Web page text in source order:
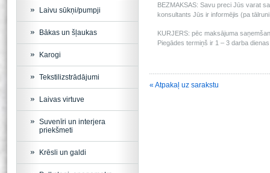
BEZMAKSAS: Savu preci Jūs varat
konsultants Jūs ir informējis (pa
KURJERS: pēc maksājuma
Piegādes termiņš ir 1 – 3 darba
« Atpakaļ uz sarakstu
Laivu sūkņi/pumpji
Bākas un šļaukas
Karogi
Tekstilizstrādājumi
Laivas virtuve
Suvenīri un interjera
priekšmeti
Krēsli un galdi